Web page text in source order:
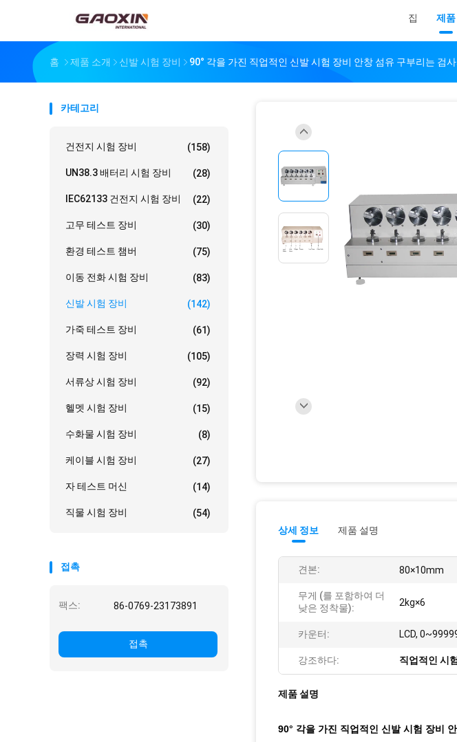
집 제품
홈 제품 소개 신발 시험 장비 90° 각을 가진 직업적인 신발 시험 장비 안창 섬유 구부리는 검
카테고리
건전지 시험 장비 (158)
UN38.3 배터리 시험 장비 (28)
IEC62133 건전지 시험 장비 (22)
고무 테스트 장비 (30)
환경 테스트 챔버 (75)
이동 전화 시험 장비 (83)
신발 시험 장비 (142)
가죽 테스트 장비 (61)
장력 시험 장비 (105)
서류상 시험 장비 (92)
헬멧 시험 장비 (15)
수화물 시험 장비 (8)
케이블 시험 장비 (27)
자 테스트 머신 (14)
직물 시험 장비 (54)
접촉
팩스: 86-0769-23173891
접촉
상세 정보 제품 설명
견본: 80×10mm
무게 (를 포함하여 더
낮은 정착물):
2kg×6
카운터: LCD,
강조하다: 직업적인 시
제품 설명
90° 각을 가진 직업적인 신발 시험 장비